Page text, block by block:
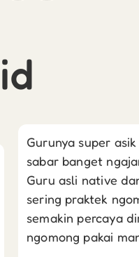
Gurunya super
sabar banget
Guru asli native
sering praktek
semakin percaya
ngomong pakai